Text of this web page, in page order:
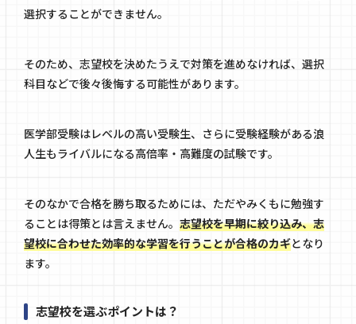
選択することができません。
そのため、志望校を決めたうえで対策を進めなければ、選択
科目などで後々後悔する可能性があります。
医学部受験はレベルの高い受験生、さらに受験経験がある浪
人生もライバルになる高倍率・高難度の試験です。
そのなかで合格を勝ち取るためには、ただやみくもに勉強す
ることは得策とは言えません。 志望校を早期に絞り込み、志
望校に合わせた効率的な学習を行うことが合格のカギとなり
ます。
志望校を選ぶポイントは？